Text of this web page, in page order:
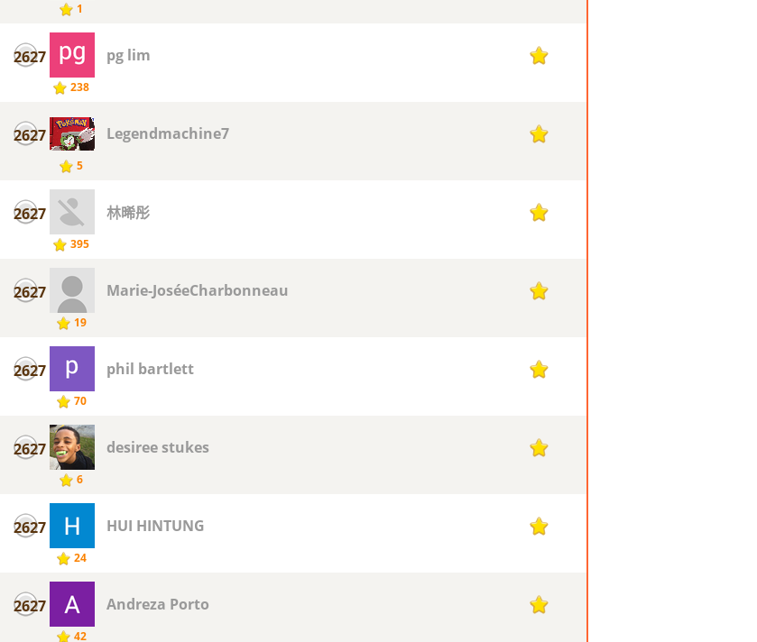
1
2627
238
pg lim 1
2627
5
Legendmachine7 1
2627
395
林晞彤 1
2627
19
Marie-JoséeCharbonneau 1
2627
70
phil bartlett 1
2627
6
desiree stukes 1
2627
24
HUI HINTUNG 1
2627
42
Andreza Porto 1